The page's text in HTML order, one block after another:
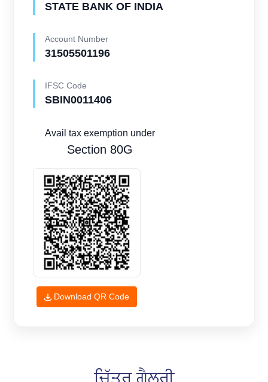
STATE BANK OF INDIA
Account Number
31505501196
IFSC Code
SBIN0011406
Avail tax exemption under
Section 80G
Download QR Code
ਚਿੱਤਰ ਗੈਲਰੀ